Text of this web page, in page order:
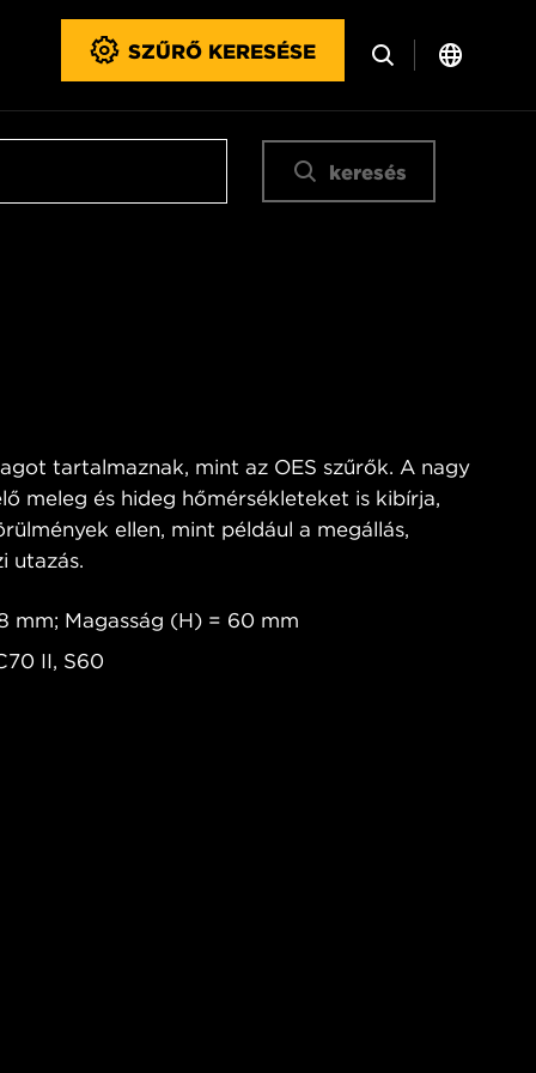
SZŰRŐ KERESÉSE
keresés
tartalmaznak, mint az OES szűrők. A nagy
meleg és hideg hőmérsékleteket is kibírja,
ellen, mint például a megállás,
utazás.
mm; Magasság (H) = 60 mm
II, S60